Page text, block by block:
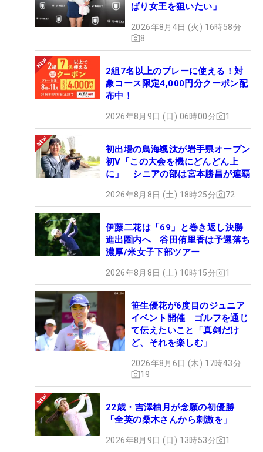
ぱり女王を狙いたい」
2026年8月4日 (火) 16時58分
8
2組7名以上のプレーに使える！対
象コース限定4,000円分クーポン配
布中！
2026年8月9日 (日) 06時00分 1
初出場の鳥海颯汰が岩手県オープン
初V「この大会を機にどんどん上
に」 シニアの部は宮本勝昌が連覇
2026年8月8日 (土) 18時25分 72
伊藤二花は「69」と巻き返し決勝
進出圏内へ 谷田侑里香は予選落ち
濃厚/米女子下部ツアー
2026年8月8日 (土) 10時15分 1
笹生優花が6度目のジュニア
イベント開催 ゴルフを通じ
て伝えたいこと「真剣だけ
ど、それを楽しむ」
2026年8月6日 (木) 17時43分
19
22歳・吉澤柚月が念願の初優勝
「全英の桑木さんから刺激を」
2026年8月9日 (日) 13時53分 1